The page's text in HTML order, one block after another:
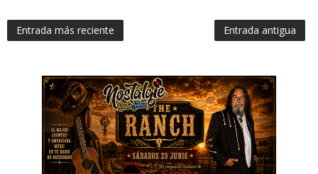
Entrada más reciente Entrada antigua